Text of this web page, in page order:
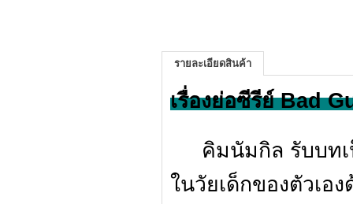
รายละเอียดสินค้า
เรื่องย่อซีรีย์ Bad
คิมนัมกิล รับบทเ
ในวัยเด็กของตัวเอ